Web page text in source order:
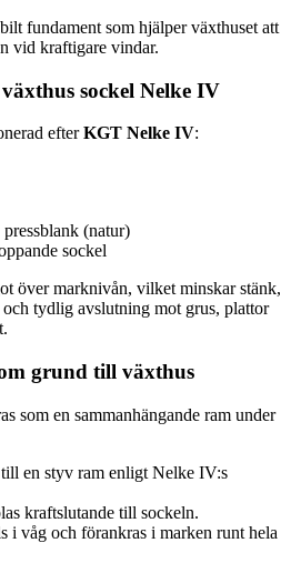
fundament som hjälper växthuset att
vid kraftigare vindar.
sockel Nelke IV
efterKGT Nelke IV:
(natur)
sockel
över marknivån, vilket minskar stänk,
tydlig avslutning mot grus, plattor
grund till växthus
som en sammanhängande ram under
en styv ram enligt Nelke IV:s
kraftslutande till sockeln.
i våg och förankras i marken runt hela